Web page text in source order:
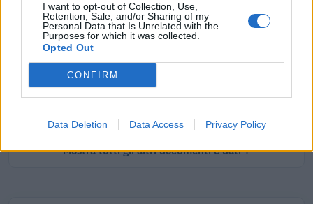
I want to opt-out of Collection, Use,
Retention, Sale, and/or Sharing of my
Personal Data that Is Unrelated with the
Purposes for which it was collected.
Opted Out
CONFIRM
Data Deletion Data Access Privacy Policy
Visure Camerali - Storico Società di Capitali
Mostra tutti gli altri documenti e dati